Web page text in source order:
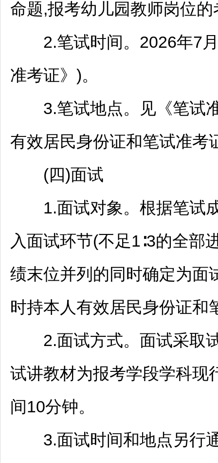
命题,报考幼儿园教师岗位
2.笔试时间。2026年7月
准考证》)。
3.笔试地点。见《笔试准
有效居民身份证和笔试准考
(四)面试
1.面试对象。根据笔试成
入面试环节(不足1∶3的全部
绩末位并列的同时确定为面
时持本人有效居民身份证和
2.面试方式。面试采取试
试讲教材为报考学段学科现
间10分钟。
3.面试时间和地点另行通